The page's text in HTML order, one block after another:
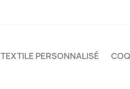
TEXTILE PERSONNALISÉ